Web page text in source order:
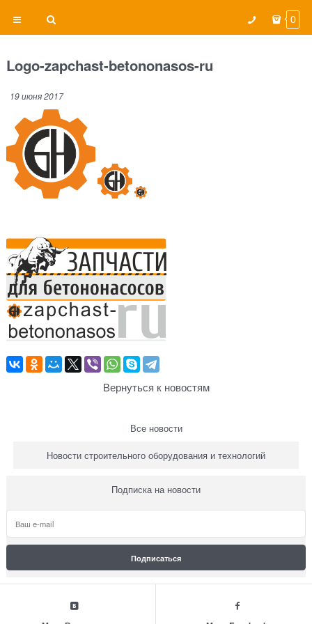
0
Logo-zapchast-betononasos-ru
19 июня 2017
Вернуться к новостям
Все новости
Новости строительного оборудования и технологий
Подписка на новости